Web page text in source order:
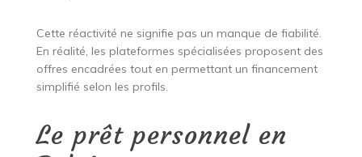
Cette réactivité ne signifie pas un manque de fiabilité.
En réalité, les plateformes spécialisées proposent des
offres encadrées tout en permettant un financement
simplifié selon les profils.
Le prêt personnel en